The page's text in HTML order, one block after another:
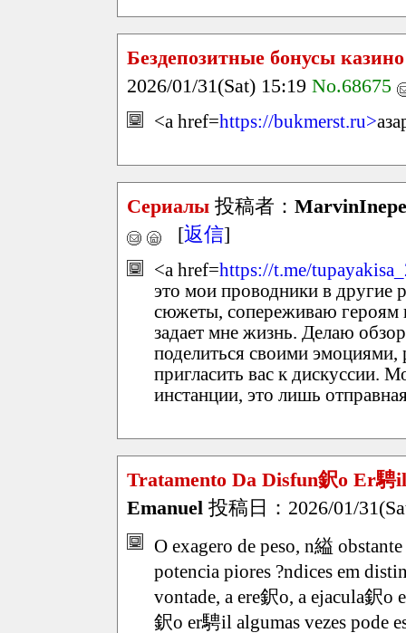
Бездепозитные бонусы казино
2026/01/31(Sat) 15:19 No.68675
<a href=https://bukmerst.ru>
Сериалы 投稿者： MarvinInepe
[返信]
<a href=https://t.me/
это мои проводники в другие
сюжеты, сопереживаю героям
задает мне жизнь. Делаю
поделиться своими
пригласить вас к дискуссии.
инстанции, это лишь
Tratamento Da Disfun鈬o Er騁
Emanuel 投稿日：2026/01/
O exagero de peso, n縊
potencia piores ?ndices em
vontade, a ere鈬o, a ejacula鈬o
鈬o er騁il algumas vezes pode